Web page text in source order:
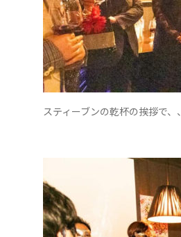
スティーブンの乾杯の挨拶で、、